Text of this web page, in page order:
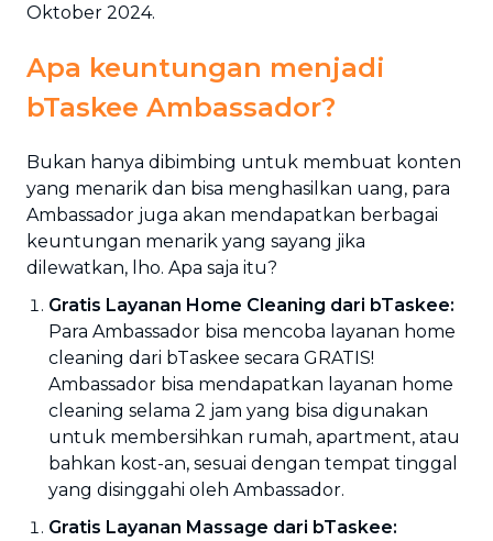
Oktober 2024.
Apa keuntungan menjadi
bTaskee Ambassador?
Bukan hanya dibimbing untuk membuat konten
yang menarik dan bisa menghasilkan uang, para
Ambassador juga akan mendapatkan berbagai
keuntungan menarik yang sayang jika
dilewatkan, lho. Apa saja itu?
Gratis Layanan Home Cleaning dari bTaskee:
Para Ambassador bisa mencoba layanan home
cleaning dari bTaskee secara GRATIS!
Ambassador bisa mendapatkan layanan home
cleaning selama 2 jam yang bisa digunakan
untuk membersihkan rumah, apartment, atau
bahkan kost-an, sesuai dengan tempat tinggal
yang disinggahi oleh Ambassador.
Gratis Layanan Massage dari bTaskee: